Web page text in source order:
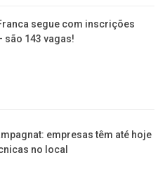
segue com inscrições
são 143 vagas!
empresas têm até hoje
no local